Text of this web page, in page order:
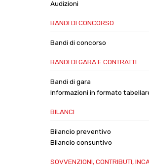
Audizioni
BANDI DI CONCORSO
Bandi di concorso
BANDI DI GARA E CONTRATTI
Bandi di gara
Informazioni in formato
BILANCI
Bilancio preventivo
Bilancio consuntivo
SOVVENZIONI, CONTRIBUTI,